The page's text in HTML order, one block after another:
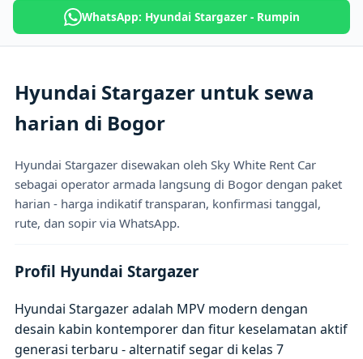
WhatsApp: Hyundai Stargazer - Rumpin
Hyundai Stargazer untuk sewa
harian di Bogor
Hyundai Stargazer disewakan oleh Sky White Rent Car
sebagai operator armada langsung di Bogor dengan paket
harian - harga indikatif transparan, konfirmasi tanggal,
rute, dan sopir via WhatsApp.
Profil Hyundai Stargazer
Hyundai Stargazer adalah MPV modern dengan
desain kabin kontemporer dan fitur keselamatan aktif
generasi terbaru - alternatif segar di kelas 7